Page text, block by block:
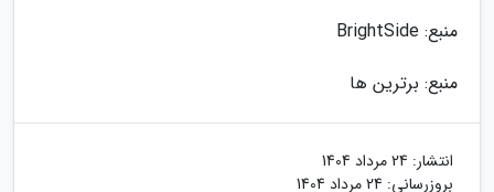
منبع: BrightSide
منبع: برترین ها
انتشار: 24 مرداد 1404
بروزرسانی: 24 مرداد 1404